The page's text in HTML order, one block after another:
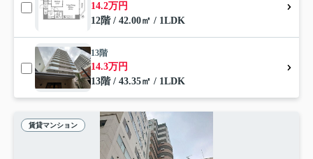
14.2万円
12階 / 42.00㎡ / 1LDK
13階
14.3万円
13階 / 43.35㎡ / 1LDK
賃貸マンション